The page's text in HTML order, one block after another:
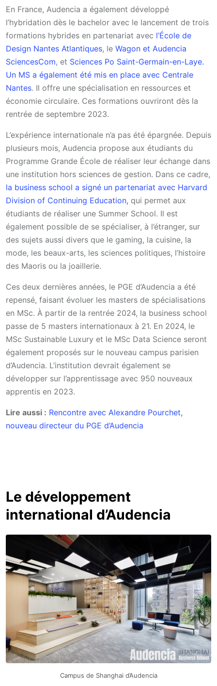
En France, Audencia a également développé
l’hybridation dès le bachelor avec le lancement de trois
formations hybrides en partenariat avec l’École de
Design Nantes Atlantiques, le Wagon et Audencia
SciencesCom, et Sciences Po Saint-Germain-en-Laye.
Un MS a également été mis en place avec Centrale
Nantes. Il offre une spécialisation en ressources et
économie circulaire. Ces formations ouvriront dès la
rentrée de septembre 2023.
L’expérience internationale n’a pas été épargnée. Depuis
plusieurs mois, Audencia propose aux étudiants du
Programme Grande École de réaliser leur échange dans
une institution hors sciences de gestion. Dans ce cadre,
la business school a signé un partenariat avec Harvard
Division of Continuing Education, qui permet aux
étudiants de réaliser une Summer School. Il est
également possible de se spécialiser, à l’étranger, sur
des sujets aussi divers que le gaming, la cuisine, la
mode, les beaux-arts, les sciences politiques, l’histoire
des Maoris ou la joaillerie.
Ces deux dernières années, le PGE d’Audencia a été
repensé, faisant évoluer les masters de spécialisations
en MSc. À partir de la rentrée 2024, la business school
passe de 5 masters internationaux à 21. En 2024, le
MSc Sustainable Luxury et le MSc Data Science seront
également proposés sur le nouveau campus parisien
d’Audencia. L’institution devrait également se
développer sur l’apprentissage avec 950 nouveaux
apprentis en 2023.
Lire aussi : Rencontre avec Alexandre Pourchet,
nouveau directeur du PGE d’Audencia
Le développement
international d’Audencia
Campus de Shanghai d’Audencia